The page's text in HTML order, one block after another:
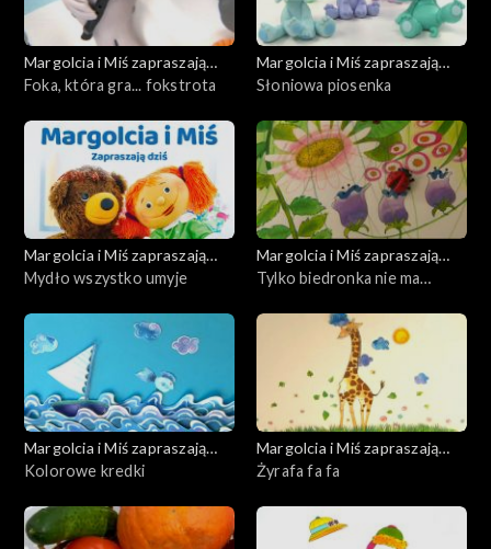
Margolcia i Miś zapraszają
dziś
Foka, która gra... fokstrota
Margolcia i Miś zapraszają
dziś
Słoniowa piosenka
Margolcia i Miś zapraszają
dziś
Mydło wszystko umyje
Margolcia i Miś zapraszają
dziś
Tylko biedronka nie ma
Margolcia i Miś zapraszają
dziś
Kolorowe kredki
Margolcia i Miś zapraszają
dziś
Żyrafa fa fa